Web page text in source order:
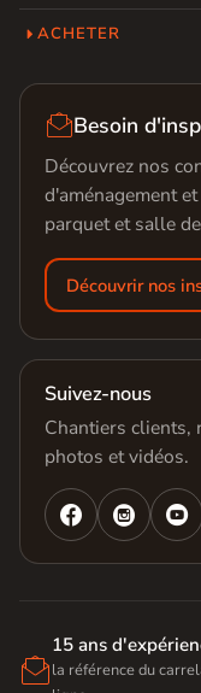
ACHETER
Besoin
Découvrez nos
d'aménagement
parquet et salle
Découvrir nos
Suivez-nous
Chantiers clients,
photos et vidéos.
  

15 ans
la référence du